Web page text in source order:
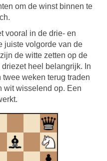
om de winst binnen te
vooral in de drie- en
juiste volgorde van de
de witte zetten op de
heel belangrijk. In
weken terug traden
wit wisselend op. Een